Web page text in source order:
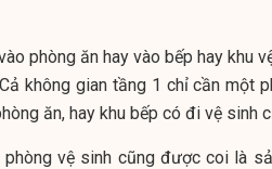
phòng ăn hay vào bếp hay khu
không gian tầng 1 chỉ cần một
ăn, hay khu bếp có đi vệ sinh
vệ sinh cũng được coi là